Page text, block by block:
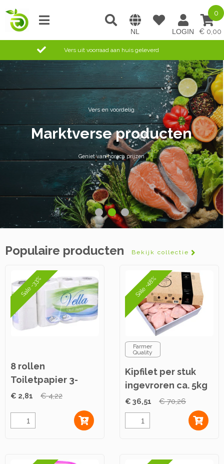
0,00
0
Vers uit voorraad aan huis geleverd
Vers en voordelig
Marktverse producten
Geniet van horeca prijzen
Populaire producten Bekijk collectie
Sale -33%
8 rollen
Toiletpapier 3-
laags
€ 2,81 € 4,22
Sale -48%
Farmer
Quality
Kipfilet per stuk
ingevroren ca. 5kg
€ 36,51 € 70,26